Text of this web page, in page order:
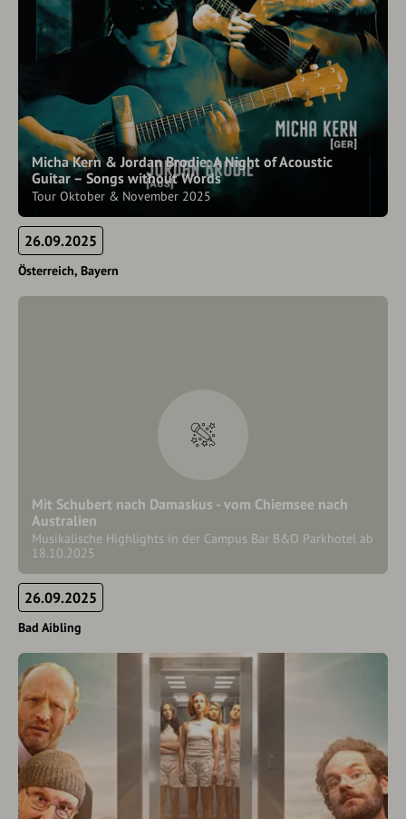
Micha Kern & Jordan Brodie: A Night of Acoustic
Guitar – Songs without Words
Tour Oktober & November 2025
26.09.2025
Österreich Bayern
Mit Schubert nach Damaskus - vom Chiemsee nach
Australien
Musikalische Highlights in der Campus Bar B&O Parkhotel ab
18.10.2025
26.09.2025
Bad Aibling